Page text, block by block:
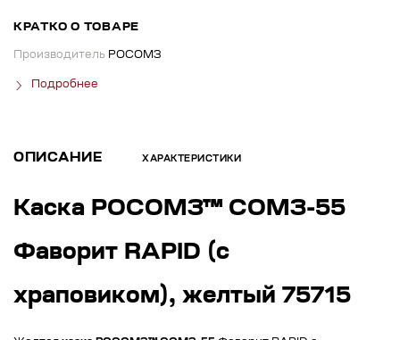
КРАТКО О ТОВАРЕ
Производитель РОСОМЗ
Подробнее
ОПИСАНИЕ ХАРАКТЕРИСТИКИ
Каска РОСОМЗ™ СОМЗ-55
Фаворит RAPID (с
храповиком), желтый 75715